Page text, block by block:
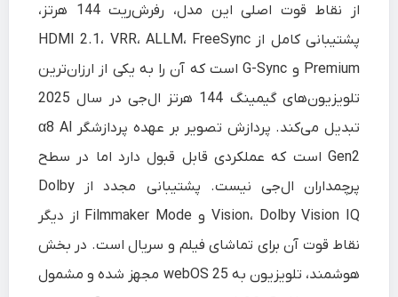
از نقاط قوت اصلی این مدل، رفرش‌ریت 144 هرتز،
پشتیبانی کامل از HDMI 2.1، VRR، ALLM، FreeSync
Premium و G-Sync است که آن را به یکی از ارزان‌ترین
تلویزیون‌های گیمینگ 144 هرتز ال‌جی در سال 2025
تبدیل می‌کند. پردازش تصویر بر عهده پردازشگر α8 AI
Gen2 است که عملکردی قابل قبول دارد اما در سطح
پرچمداران ال‌جی نیست. پشتیبانی مجدد از Dolby
Vision، Dolby Vision IQ و Filmmaker Mode از دیگر
نقاط قوت آن برای تماشای فیلم و سریال است. در بخش
هوشمند، تلویزیون به webOS 25 مجهز شده و مشمول